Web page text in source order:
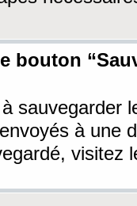
bouton
sauvegarder
à une
visitez